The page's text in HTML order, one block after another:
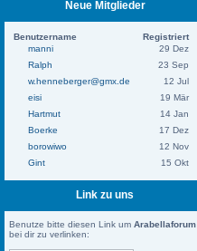
Neue Mitglieder
Benutzername
Registriert
manni
29 Dez
Ralph
23 Sep
w.henneberger@gmx.de
12 Jul
eisi
19 Mär
Hartmut
14 Jan
Boerke
17 Dez
borowiwo
12 Nov
Gint
15 Okt
Link zu uns
Benutze bitte diesen Link um Arabellaforum
bei dir zu verlinken: